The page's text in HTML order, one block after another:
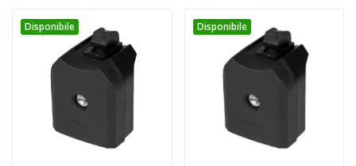
Disponibile Disponibile